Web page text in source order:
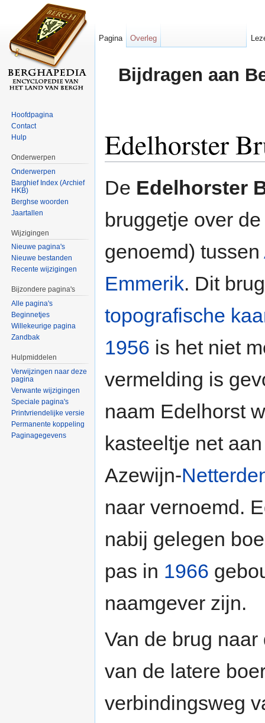
Bijdragen aan
Edelhorster
De Edelhorster
bruggetje over
genoemd) tussen
Emmerik. Dit
topografische
1956 is het niet
vermelding is
naam Edelhorst
kasteeltje net
Azewijn-
naar vernoemd.
nabij gelegen
pas in 1966
naamgever zijn.
Van de brug
van de latere
verbindingsweg
Pagina Overleg
Hoofdpagina
Contact
Hulp
Onderwerpen
Onderwerpen
Barghief Index (Archief
HKB)
Berghse woorden
Jaartallen
Wijzigingen
Nieuwe pagina's
Nieuwe bestanden
Recente wijzigingen
Bijzondere pagina's
Alle pagina's
Beginnetjes
Willekeurige pagina
Zandbak
Hulpmiddelen
Verwijzingen naar deze
pagina
Verwante wijzigingen
Speciale pagina's
Printvriendelijke versie
Permanente koppeling
Paginagegevens